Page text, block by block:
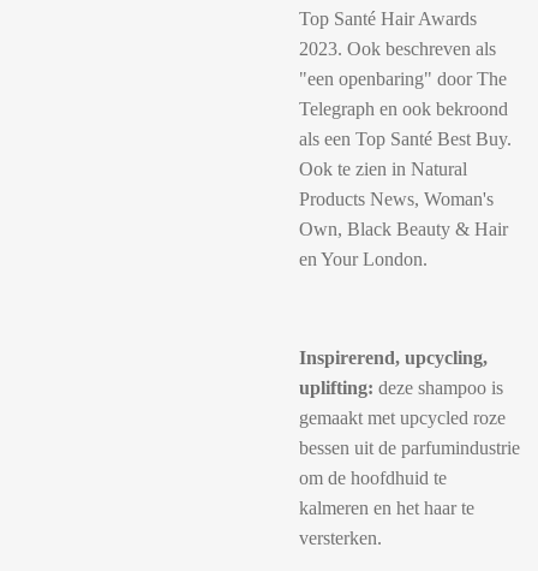
Top Santé Hair Awards
2023. Ook beschreven als
"een openbaring" door The
Telegraph en ook bekroond
als een Top Santé Best Buy.
Ook te zien in Natural
Products News, Woman's
Own, Black Beauty & Hair
en Your London.
Inspirerend, upcycling,
uplifting: deze shampoo is
gemaakt met upcycled roze
bessen uit de parfumindustrie
om de hoofdhuid te
kalmeren en het haar te
versterken.